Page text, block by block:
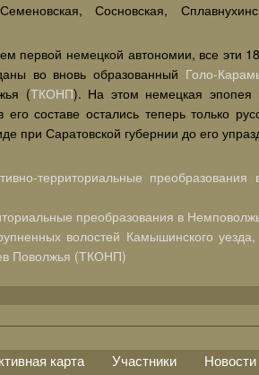
Сосновская,
первой немецкой автономии, все эти
во вновь образованный Голо-
(ТКОНП). На этом немецкая эпопея
составе остались теперь только
при Саратовской губернии до его
территориальные
преобразования в
волостей Камышинского
Поволжья (ТКОНП)
карта Участники Новости